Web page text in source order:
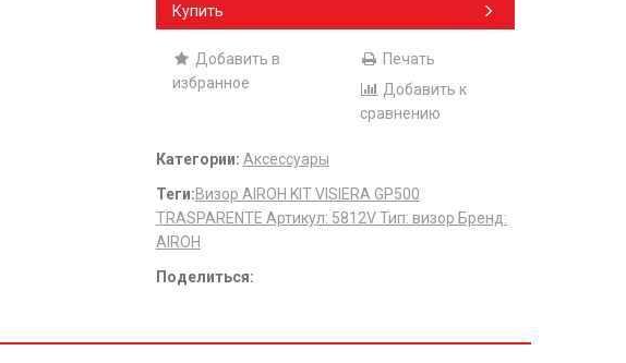
Купить
Добавить в
избранное
Печать
Добавить к
сравнению
Категории: Аксессуары
Теги:​Визор AIROH KIT VISIERA GP500
TRASPARENTE Артикул: 5812V Тип: визор Бренд:
AIROH
Поделиться: